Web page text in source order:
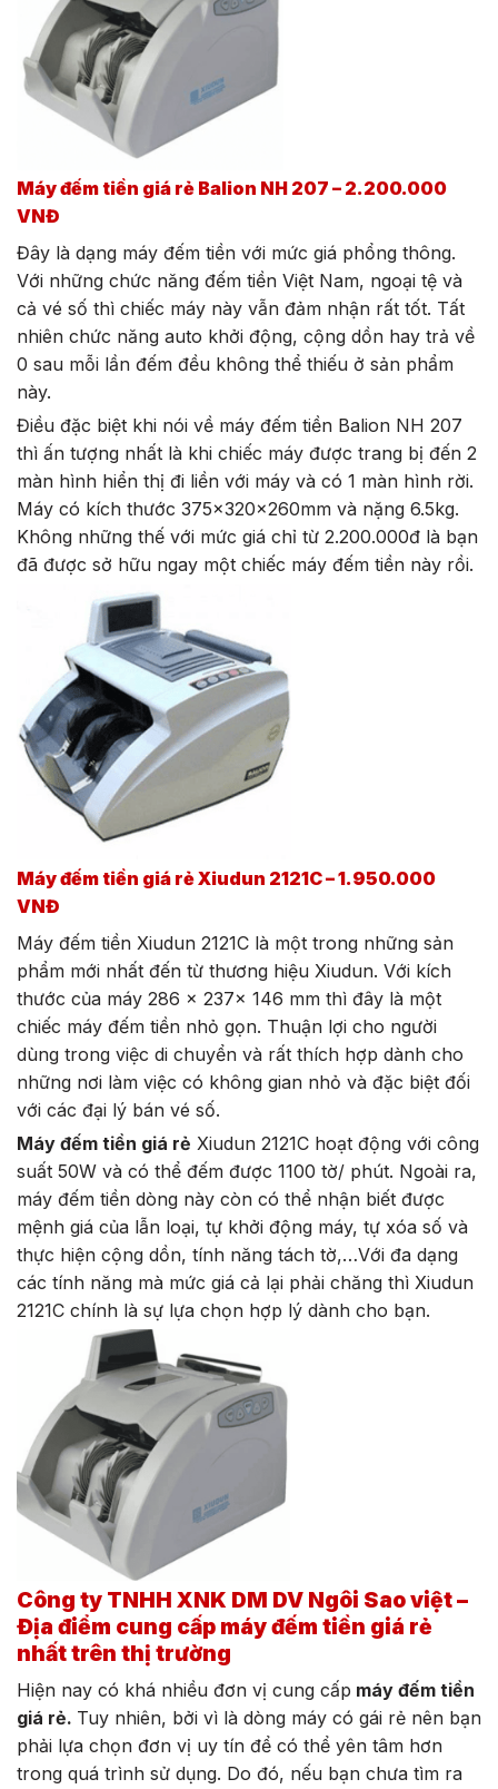
Máy đếm tiền giá rẻ Balion NH 207 – 2.200.000
VNĐ
Đây là dạng máy đếm tiền với mức giá phổng thông.
Với những chức năng đếm tiền Việt Nam, ngoại tệ và
cả vé số thì chiếc máy này vẫn đảm nhận rất tốt. Tất
nhiên chức năng auto khởi động, cộng dồn hay trả về
0 sau mỗi lần đếm đều không thể thiếu ở sản phẩm
này.
Điều đặc biệt khi nói về máy đếm tiền Balion NH 207
thì ấn tượng nhất là khi chiếc máy được trang bị đến 2
màn hình hiển thị đi liền với máy và có 1 màn hình rời.
Máy có kích thước 375x320x260mm và nặng 6.5kg.
Không những thế với mức giá chỉ từ 2.200.000đ là bạn
đã được sở hữu ngay một chiếc máy đếm tiền này rồi.
Máy đếm tiền giá rẻ Xiudun 2121C – 1.950.000
VNĐ
Máy đếm tiền Xiudun 2121C là một trong những sản
phẩm mới nhất đến từ thương hiệu Xiudun. Với kích
thước của máy 286 x 237x 146 mm thì đây là một
chiếc máy đếm tiền nhỏ gọn. Thuận lợi cho người
dùng trong việc di chuyển và rất thích hợp dành cho
những nơi làm việc có không gian nhỏ và đặc biệt đối
với các đại lý bán vé số.
Máy đếm tiền giá rẻ Xiudun 2121C hoạt động với công
suất 50W và có thể đếm được 1100 tờ/ phút. Ngoài ra,
máy đếm tiền dòng này còn có thể nhận biết được
mệnh giá của lẫn loại, tự khởi động máy, tự xóa số và
thực hiện cộng dồn, tính năng tách tờ,…Với đa dạng
các tính năng mà mức giá cả lại phải chăng thì Xiudun
2121C chính là sự lựa chọn hợp lý dành cho bạn.
Công ty TNHH XNK DM DV Ngôi Sao việt –
Địa điểm cung cấp máy đếm tiền giá rẻ
nhất trên thị trường
Hiện nay có khá nhiều đơn vị cung cấp máy đếm tiền
giá rẻ. Tuy nhiên, bởi vì là dòng máy có gái rẻ nên bạn
phải lựa chọn đơn vị uy tín để có thể yên tâm hơn
trong quá trình sử dụng. Do đó, nếu bạn chưa tìm ra